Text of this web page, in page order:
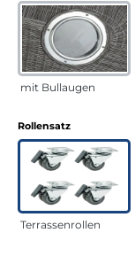
mit Bullaugen
Rollensatzauswählen
Terrassenrollen